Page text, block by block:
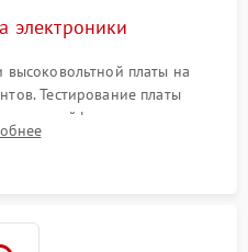
электроники
платы на
Тестирование платы
шлейфов, контактов
прохождения и наличия